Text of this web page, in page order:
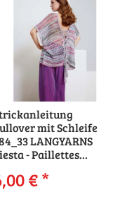
mit Schleife
LANGYARNS
- Paillettes
€*